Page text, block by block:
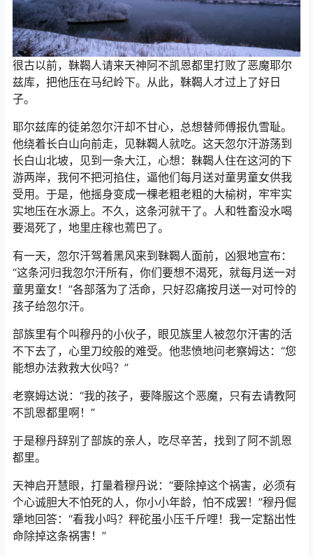
很古以前，靺鞨人请来天神阿不凯恩都里打败了恶魔耶尔
兹库，把他压在马纪岭下。从此，靺鞨人才过上了好日
子。
耶尔兹库的徒弟忽尔汗却不甘心，总想替师傅报仇雪耻。
他绕着长白山向前走，见靺鞨人就吃。这天忽尔汗游荡到
长白山北坡，见到一条大江，心想：靺鞨人住在这河的下
游两岸，我何不把河掐住，逼他们每月送对童男童女供我
受用。于是，他摇身变成一棵老粗老粗的大榆树，牢牢实
实地压在水源上。不久，这条河就干了。人和牲畜没水喝
要渴死了，地里庄稼也蔫巴了。
有一天，忽尔汗驾着黑风来到靺鞨人面前，凶狠地宣布：
“这条河归我忽尔汗所有，你们要想不渴死，就每月送一对
童男童女！”各部落为了活命，只好忍痛按月送一对可怜的
孩子给忽尔汗。
部族里有个叫穆丹的小伙子，眼见族里人被忽尔汗害的活
不下去了，心里刀绞般的难受。他悲愤地问老察姆达：“您
能想办法救救大伙吗？”
老察姆达说：“我的孩子，要降服这个恶魔，只有去请教阿
不凯恩都里啊！”
于是穆丹辞别了部族的亲人，吃尽辛苦，找到了阿不凯恩
都里。
天神启开慧眼，打量着穆丹说：“要除掉这个祸害，必须有
个心诚胆大不怕死的人，你小小年龄，怕不成罢！”穆丹倔
犟地回答：“看我小吗？秤砣虽小压千斤哩！我一定豁出性
命除掉这条祸害！”